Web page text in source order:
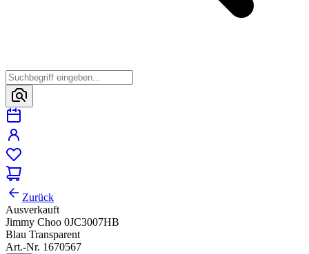
Zurück
Ausverkauft
Jimmy Choo 0JC3007HB
Blau Transparent
Art.-Nr. 1670567